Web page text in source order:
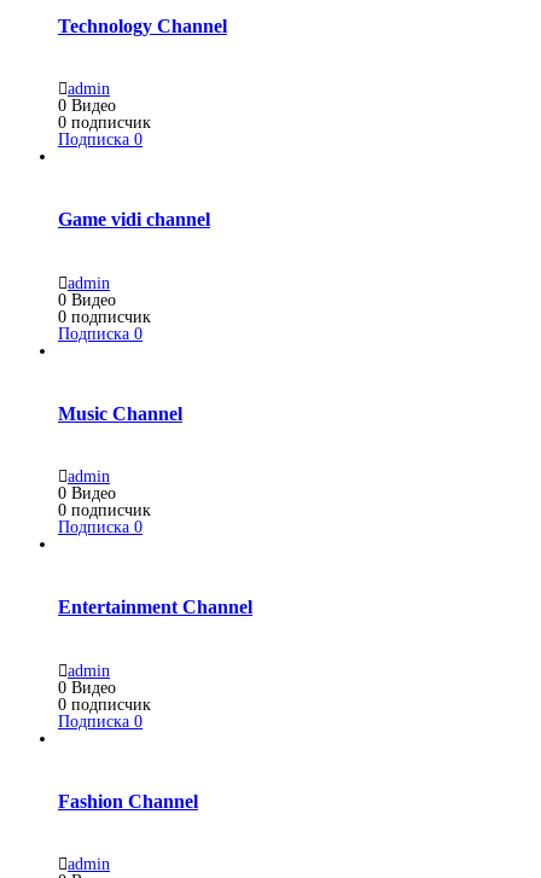
Technology Channel
admin
0 Видео
0 подписчик
Подписка 0
Game vidi channel
admin
0 Видео
0 подписчик
Подписка 0
Music Channel
admin
0 Видео
0 подписчик
Подписка 0
Entertainment Channel
admin
0 Видео
0 подписчик
Подписка 0
Fashion Channel
admin